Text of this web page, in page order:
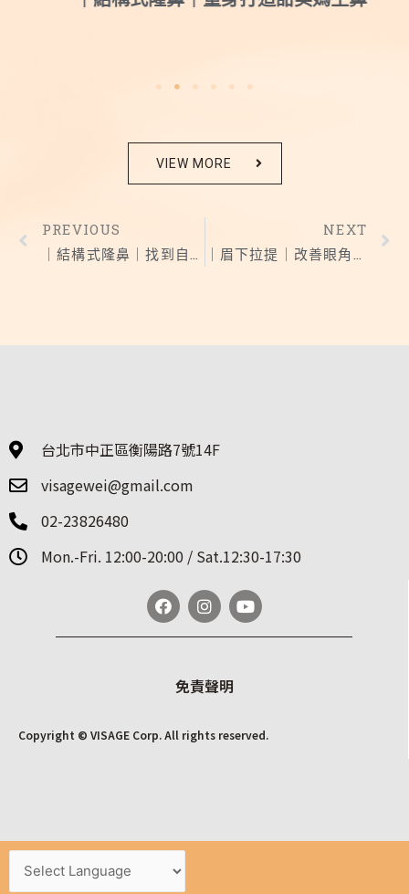
VIEW MORE
PREVIOUS
｜結構式隆鼻｜找到自己喜歡的模樣 質感升級
NEXT
｜眉下拉提｜改善眼角下垂 眉壓眼
Copyright © VISAGE Corp. All rights reserved.
免責聲明
台北市中正區衡陽路7號14F
visagewei@gmail.com
02-23826480
Mon.-Fri. 12:00-20:00 / Sat.12:30-17:30